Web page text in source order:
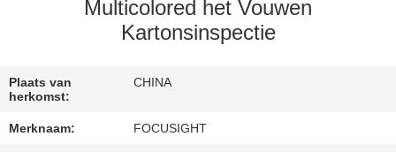
NIEUWS
Multicolored het Vouwen
Kartonsinspectie
Plaats van
herkomst:
CHINA
Merknaam: FOCUSIGHT